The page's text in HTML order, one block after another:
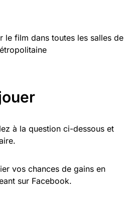
le film dans toutes les salles de
à la question ci-dessous et
vos chances de gains en
sur Facebook.